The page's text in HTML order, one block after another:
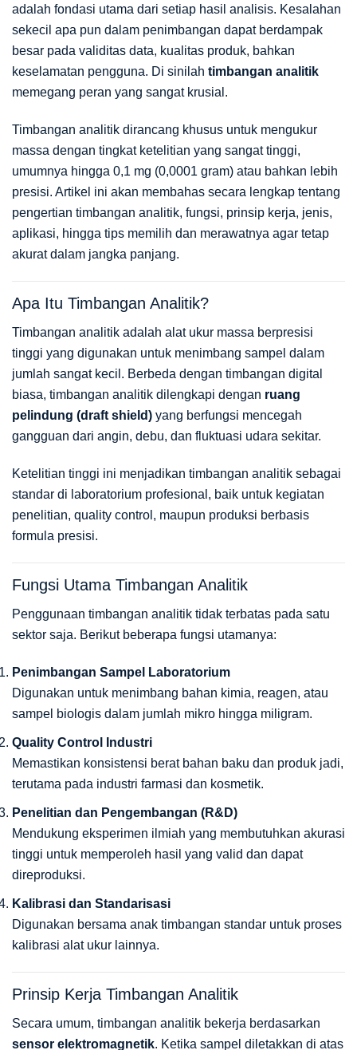
adalah fondasi utama dari setiap hasil analisis. Kesalahan
sekecil apa pun dalam penimbangan dapat berdampak
besar pada validitas data, kualitas produk, bahkan
keselamatan pengguna. Di sinilah timbangan analitik
memegang peran yang sangat krusial.
Timbangan analitik dirancang khusus untuk mengukur
massa dengan tingkat ketelitian yang sangat tinggi,
umumnya hingga 0,1 mg (0,0001 gram) atau bahkan lebih
presisi. Artikel ini akan membahas secara lengkap tentang
pengertian timbangan analitik, fungsi, prinsip kerja, jenis,
aplikasi, hingga tips memilih dan merawatnya agar tetap
akurat dalam jangka panjang.
Apa Itu Timbangan Analitik?
Timbangan analitik adalah alat ukur massa berpresisi
tinggi yang digunakan untuk menimbang sampel dalam
jumlah sangat kecil. Berbeda dengan timbangan digital
biasa, timbangan analitik dilengkapi dengan ruang
pelindung (draft shield) yang berfungsi mencegah
gangguan dari angin, debu, dan fluktuasi udara sekitar.
Ketelitian tinggi ini menjadikan timbangan analitik sebagai
standar di laboratorium profesional, baik untuk kegiatan
penelitian, quality control, maupun produksi berbasis
formula presisi.
Fungsi Utama Timbangan Analitik
Penggunaan timbangan analitik tidak terbatas pada satu
sektor saja. Berikut beberapa fungsi utamanya:
Penimbangan Sampel Laboratorium
Digunakan untuk menimbang bahan kimia, reagen, atau
sampel biologis dalam jumlah mikro hingga miligram.
Quality Control Industri
Memastikan konsistensi berat bahan baku dan produk jadi,
terutama pada industri farmasi dan kosmetik.
Penelitian dan Pengembangan (R&D)
Mendukung eksperimen ilmiah yang membutuhkan akurasi
tinggi untuk memperoleh hasil yang valid dan dapat
direproduksi.
Kalibrasi dan Standarisasi
Digunakan bersama anak timbangan standar untuk proses
kalibrasi alat ukur lainnya.
Prinsip Kerja Timbangan Analitik
Secara umum, timbangan analitik bekerja berdasarkan
sensor elektromagnetik . Ketika sampel diletakkan di atas